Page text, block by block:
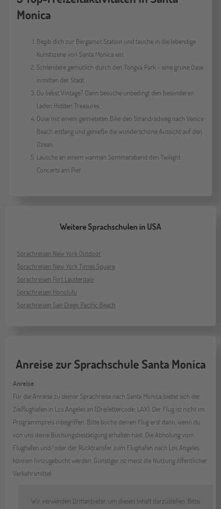
Monica
Begib dich zur Bergamot Station und tauche in die lebendige
Kunstszene von Santa Monica ein.
Schlendere gemütlich durch den Tongva Park - eine grüne Oase
inmitten der Stadt.
Du liebst Vintage? Dann besuche unbedingt den besonderen
Laden Hidden Treasures.
Düse mit einem gemieteten Bike den Strandradweg nach Venice
Beach entlang und genieße die wunderschöne Aussicht auf den
Ozean.
Lausche an einem warmen Sommerabend den Twilight
Concerts am Pier.
Weitere Sprachschulen in USA
Sprachreisen New York Outdoor
Sprachreisen New York Times Square
Sprachreisen Fort Lauderdale
Sprachreisen Honolulu
Sprachreisen San Diego Pacific Beach
Anreise zur Sprachschule Santa Monica
Anreise
Für die Anreise zu deiner Sprachreise nach Santa Monica bietet sich der
Zielflughafen in Los Angeles an (Dreilettercode: LAX). Der Flug ist nicht im
Programmpreis inbegriffen. Bitte buche deinen Flug erst dann, wenn du
von uns deine Buchungsbestätigung erhalten hast. Die Abholung vom
Flughafen und/oder der Rücktransfer zum Flughafen nach Los Angeles
können hinzugebucht werden. Günstiger ist meist die Nutzung öffentlicher
Verkehrsmittel.
Wir verwenden Drittanbieter, um diesen Inhalt darzustellen. Bitte